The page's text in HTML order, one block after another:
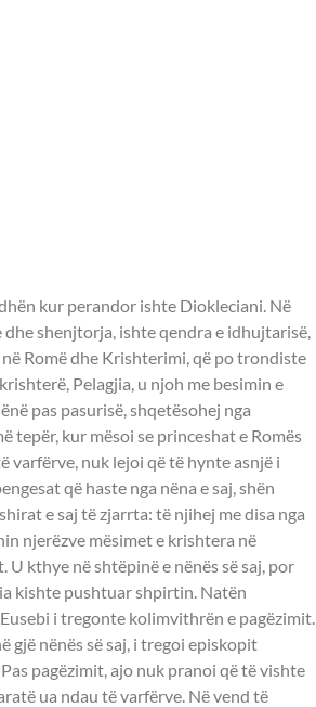
kur perandor ishte Diokleciani. Në
shenjtorja, ishte qendra e idhujtarisë,
Romë dhe Krishterimi, që po trondiste
Pelagjia, u njoh me besimin e
pas pasurisë, shqetësohej nga
tepër, kur mësoi se princeshat e Romës
varfërve, nuk lejoi që të hynte asnjë i
që haste nga nëna e saj, shën
e saj të zjarrta: të njihej me disa nga
njerëzve mësimet e krishtera në
kthye në shtëpinë e nënës së saj, por
kishte pushtuar shpirtin. Natën
i tregonte kolimvithrën e pagëzimit.
gjë nënës së saj, i tregoi episkopit
pagëzimit, ajo nuk pranoi që të vishte
ua ndau të varfërve. Në vend të